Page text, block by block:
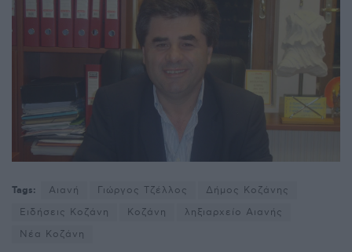
Tags: Αιανή Γιώργος Τζέλλος
Δήμος Κοζάνης
Ειδήσεις Κοζάνη
Κοζάνη
ληξιαρχείο Αιανής
Νέα Κοζάνη